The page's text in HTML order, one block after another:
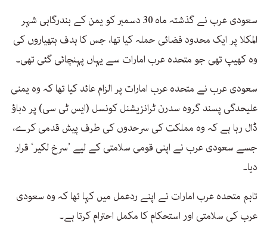
سعودی عرب نے گذشتہ ماہ 30 دسمبر کو یمن کے بندرگاہی شہر
المکلا پر ایک محدود فضائی حملہ کیا تھا، جس کا ہدف ہتھیاروں کی
وہ کھیپ تھی جو متحدہ عرب امارات سے یہاں پہنچائی گئی تھی۔
سعودی عرب نے متحدہ عرب امارات پر الزام عائد کیا تھا کہ وہ یمنی
علیحدگی پسند گروہ سدرن ٹرانزیشنل کونسل (ایس ٹی سی) پر دباؤ
ڈال رہا ہے کہ وہ مملکت کی سرحدوں کی طرف پیش قدمی کرے،
جسے سعودی عرب نے اپنی قومی سلامتی کے لیے ’سرخ لکیر‘ قرار
دیا۔
تاہم متحدہ عرب امارات نے اپنے ردعمل میں کہا تھا کہ وہ سعودی
عرب کی سلامتی اور استحکام کا مکمل احترام کرتا ہے۔